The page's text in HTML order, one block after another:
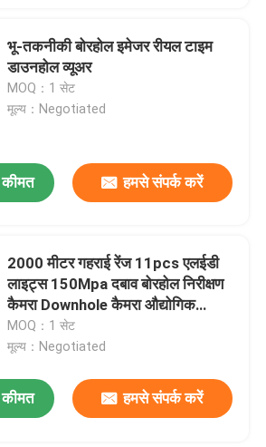
एक संदेश छोड़ें
भू-तकनीकी बोरहोल इमेजर रीयल टाइम
डाउनहोल व्यूअर
MOQ：1 सेट
मूल्य：Negotiated
हमसे संपर्क करें
2000 मीटर गहराई रेंज 11pcs एलईडी
लाइट्स 150Mpa दबाव बोरहोल निरीक्षण
कैमरा Downhole कैमरा औद्योगिक
अवलोकन के लिए
MOQ：1 सेट
मूल्य：Negotiated
हमसे संपर्क करें